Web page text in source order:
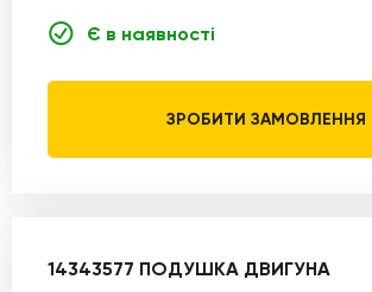
Є в наявності
ЗРОБИТИ ЗАМОВЛЕННЯ
14343577 ПОДУШКА ДВИГУНА